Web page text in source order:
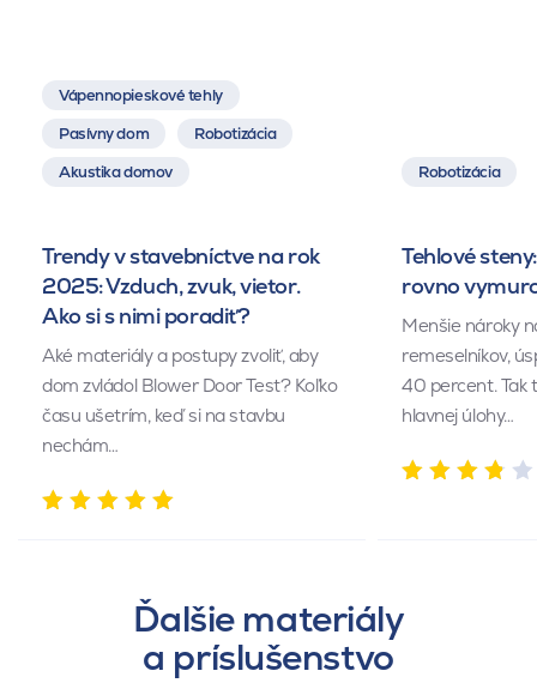
Vápennopieskové tehly
Pasívny dom
Robotizácia
Akustika domov
Trendy v stavebníctve na rok
2025: Vzduch, zvuk, vietor.
Ako si s nimi poradiť?
Aké materiály a postupy zvoliť, aby
dom zvládol Blower Door Test? Koľko
času ušetrím, keď si na stavbu
nechám…
Robotizácia
Tehlové
rovno
Menšie nároky
remeselníkov,
40 percent. Tak
hlavnej úlohy…
Ďalšie materiály
a príslušenstvo